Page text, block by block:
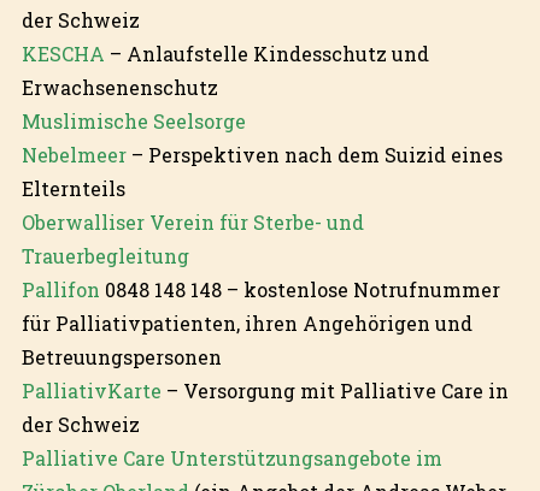
der Schweiz
KESCHA – Anlaufstelle Kindesschutz und
Erwachsenenschutz
Muslimische Seelsorge
Nebelmeer– Perspektiven nach dem Suizid eines
Elternteils
Oberwalliser Verein für Sterbe- und
Trauerbegleitung
Pallifon 0848 148 148 – kostenlose Notrufnummer
für Palliativpatienten, ihren Angehörigen und
Betreuungspersonen
PalliativKarte – Versorgung mit Palliative Care in
der Schweiz
Palliative Care Unterstützungsangebote im